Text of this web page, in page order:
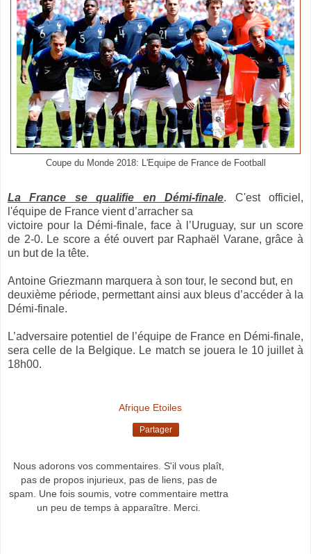
Coupe du Monde 2018: L'Equipe de France de Football
La France se qualifie en Démi-finale. C'est officiel,
l'équipe de France vient d’arracher sa
victoire pour la Démi-finale, face à l’Uruguay, sur un score
de 2-0. Le score a été ouvert par Raphaël Varane, grâce à
un but de la tête.
Antoine Griezmann marquera à son tour, le second but, en
deuxième période, permettant ainsi aux bleus d’accéder à la
Démi-finale.
L’adversaire potentiel de l’équipe de France en Démi-finale,
sera celle de la Belgique. Le match se jouera le 10 juillet à
18h00.
Afrique Etoiles
Partager
Nous adorons vos commentaires. S'il vous plaît,
pas de propos injurieux, pas de liens, pas de
spam. Une fois soumis, votre commentaire mettra
un peu de temps à apparaître. Merci.